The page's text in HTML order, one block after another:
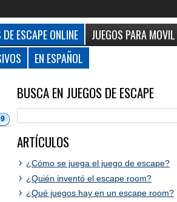
ESCAPE ONLINE
JUEGOS PARA MOVIL
EN ESPAÑOL
BUSCA EN JUEGOS DE ESCAPE
ARTÍCULOS
¿Cómo se juega el juego de escape?
¿Quién inventó el escape room?
¿Qué juegos hay en un escape room?